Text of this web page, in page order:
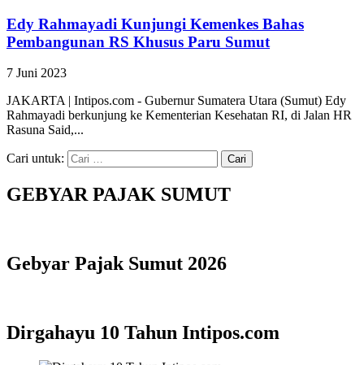
Edy Rahmayadi Kunjungi Kemenkes Bahas
Pembangunan RS Khusus Paru Sumut
7 Juni 2023
JAKARTA | Intipos.com - Gubernur Sumatera Utara (Sumut) Edy
Rahmayadi berkunjung ke Kementerian Kesehatan RI, di Jalan HR
Rasuna Said,...
Cari untuk:
GEBYAR PAJAK SUMUT
Gebyar Pajak Sumut 2026
Dirgahayu 10 Tahun Intipos.com